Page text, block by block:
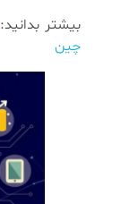
بیشتر بدانید:
چین